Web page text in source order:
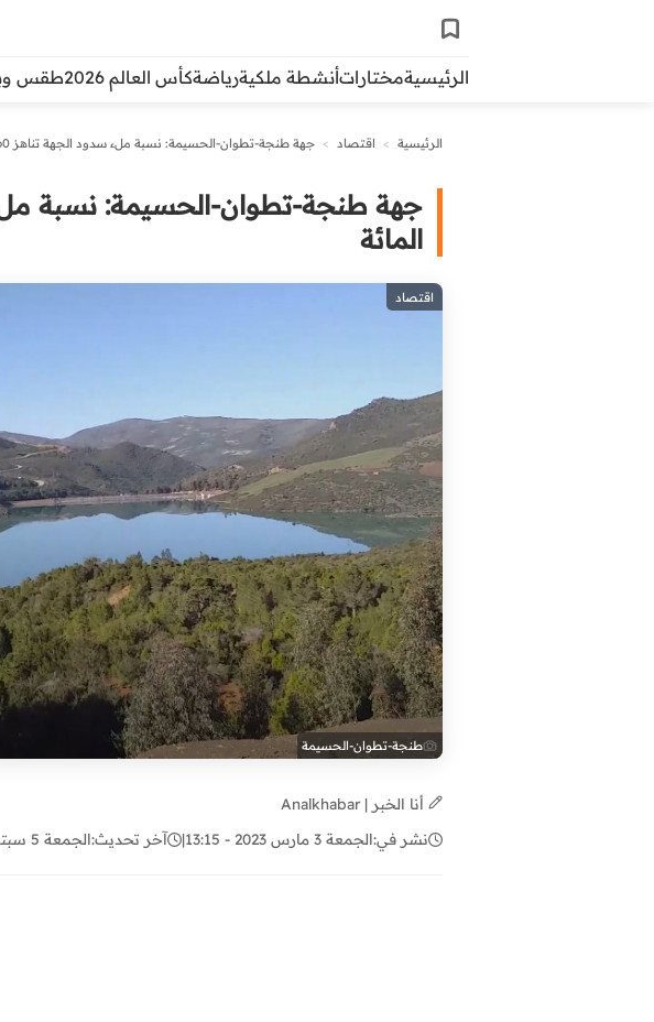
الرئيسيةمختاراتأنشطة ملكيةرياضةكأس العالم 2026 طقس
الرئيسية > اقتصاد > جهة طنجة-تطوان-الحسيمة: نسبة ملء سدود الجهة تناهز 60 في المائة
المائة
اقتصاد
طنجة-تطوان-الحسيمة
أنا الخبر | Analkhabar
نشر في:الجمعة 3 مارس 2023 - 13:15 | آخر تحديث:الجمعة 5 سبتمبر 2025 - 02:31